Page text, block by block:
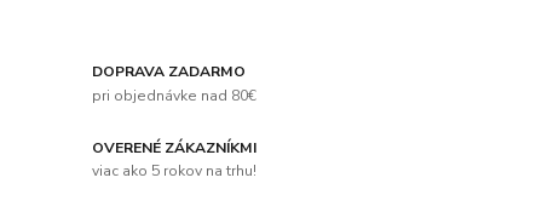
DOPRAVA ZADARMO
pri objednávke nad 80€
OVERENÉ ZÁKAZNÍKMI
viac ako 5 rokov na trhu!